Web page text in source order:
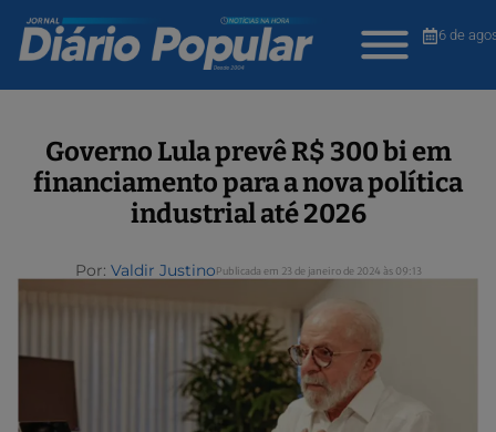
6 de
Governo Lula prevê R$ 300 bi em
financiamento para a nova política
industrial até 2026
Por: Valdir JustinoPublicada em 23 de janeiro de 2024 às 09:13